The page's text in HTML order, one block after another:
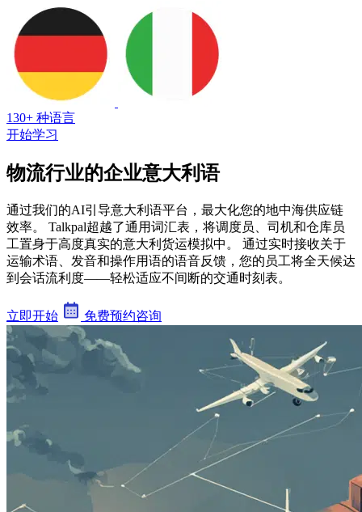
130+ 种语言
开始学习
物流行业的企业意大利语
通过我们的AI引导意大利语平台，最大化您的地中海供应链
效率。 Talkpal超越了通用词汇表，将调度员、司机和仓库员
工置身于高度真实的意大利货运模拟中。 通过实时接收关于
运输术语、发音和操作用语的语音反馈，您的员工将全天候达
到会话流利度——轻松适应不间断的交通时刻表。
立即开始 免费预约咨询